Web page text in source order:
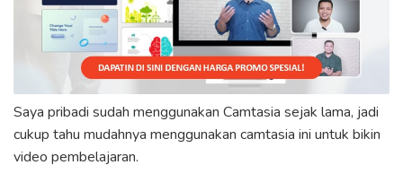
Saya pribadi sudah menggunakan Camtasia sejak lama, jadi
cukup tahu mudahnya menggunakan camtasia ini untuk bikin
video pembelajaran.